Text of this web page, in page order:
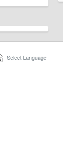
Select Language